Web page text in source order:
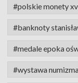
#polskie monety
#banknoty
#medale epoka
#wystawa